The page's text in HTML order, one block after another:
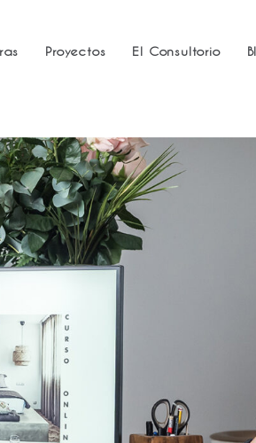
Proyectos El Consultorio